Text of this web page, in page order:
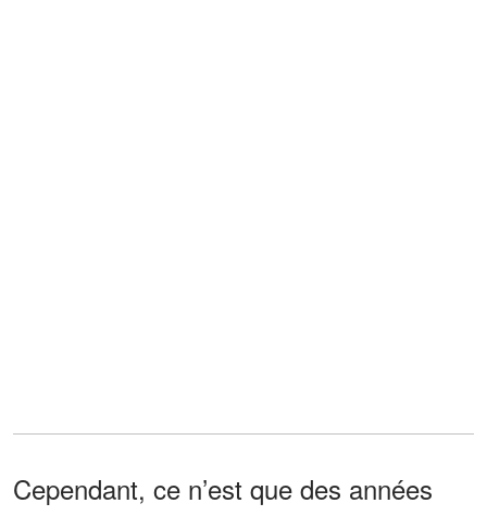
Cependant, ce n’est que des années